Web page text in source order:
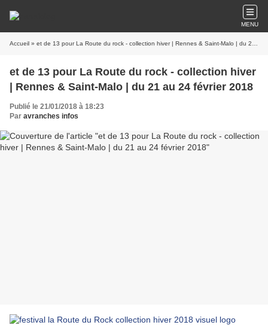
MENU
Accueil » et de 13 pour La Route du rock - collection hiver | Rennes & Saint-Malo | du 21 au 24 février 2018
et de 13 pour La Route du rock - collection hiver
| Rennes & Saint-Malo | du 21 au 24 février 2018
Publié le 21/01/2018 à 18:23
Par avranches infos